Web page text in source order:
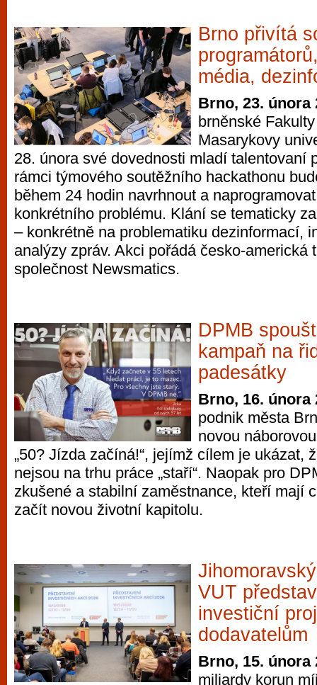
Brno přivítá
média,
Brno, 23. února
brněnské
Masarykovy
28. února své dovednosti mladí talentovaní
rámci týmového soutěžního hackathonu
během 24 hodin navrhnout a
konkrétního problému. Klání se tematicky
– konkrétně na problematiku dezinformací,
analýzy zpráv. Akci pořádá česko-americká
společnost Newsmatics.
DPMB
kampaň na
padesátky
Brno, 16. února
podnik města
novou
„50? Jízda začíná!“, jejímž cílem je ukázat,
nejsou na trhu práce „staří“. Naopak pro
zkušené a stabilní zaměstnance, kteří mají
začít novou životní kapitolu.
VUT
investiční
dodavatelům
Brno, 15. února
miliardy korun